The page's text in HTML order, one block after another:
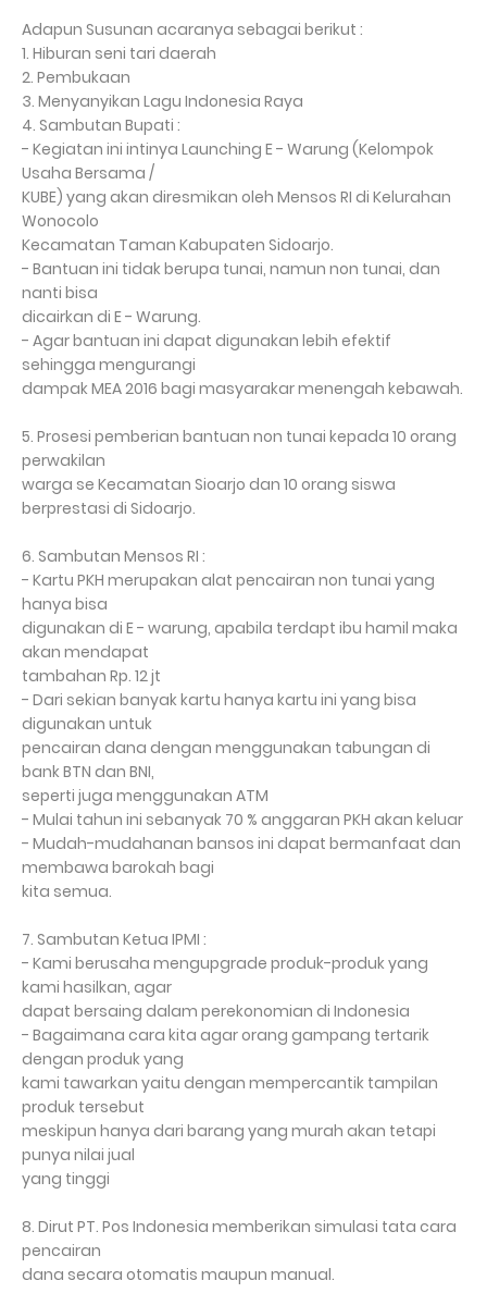
Adapun Susunan acaranya sebagai berikut :
1. Hiburan seni tari daerah
2. Pembukaan
3. Menyanyikan Lagu Indonesia Raya
4. Sambutan Bupati :
- Kegiatan ini intinya Launching E - Warung (Kelompok
Usaha Bersama /
KUBE) yang akan diresmikan oleh Mensos RI di Kelurahan
Wonocolo
Kecamatan Taman Kabupaten Sidoarjo.
- Bantuan ini tidak berupa tunai, namun non tunai, dan
nanti bisa
dicairkan di E - Warung.
- Agar bantuan ini dapat digunakan lebih efektif
sehingga mengurangi
dampak MEA 2016 bagi masyarakar menengah kebawah.
5. Prosesi pemberian bantuan non tunai kepada 10 orang
perwakilan
warga se Kecamatan Sioarjo dan 10 orang siswa
berprestasi di Sidoarjo.
6. Sambutan Mensos RI :
- Kartu PKH merupakan alat pencairan non tunai yang
hanya bisa
digunakan di E - warung, apabila terdapt ibu hamil maka
akan mendapat
tambahan Rp. 12 jt
- Dari sekian banyak kartu hanya kartu ini yang bisa
digunakan untuk
pencairan dana dengan menggunakan tabungan di
bank BTN dan BNI,
seperti juga menggunakan ATM
- Mulai tahun ini sebanyak 70 % anggaran PKH akan keluar
- Mudah-mudahanan bansos ini dapat bermanfaat dan
membawa barokah bagi
kita semua.
7. Sambutan Ketua IPMI :
- Kami berusaha mengupgrade produk-produk yang
kami hasilkan, agar
dapat bersaing dalam perekonomian di Indonesia
- Bagaimana cara kita agar orang gampang tertarik
dengan produk yang
kami tawarkan yaitu dengan mempercantik tampilan
produk tersebut
meskipun hanya dari barang yang murah akan tetapi
punya nilai jual
yang tinggi
8. Dirut PT. Pos Indonesia memberikan simulasi tata cara
pencairan
dana secara otomatis maupun manual.